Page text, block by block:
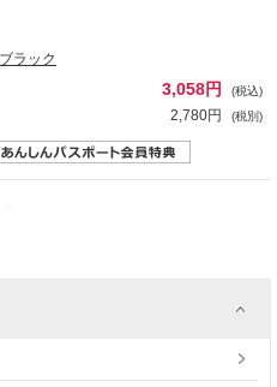
ラック
3,058円 (税込)
2,780円 (税別)